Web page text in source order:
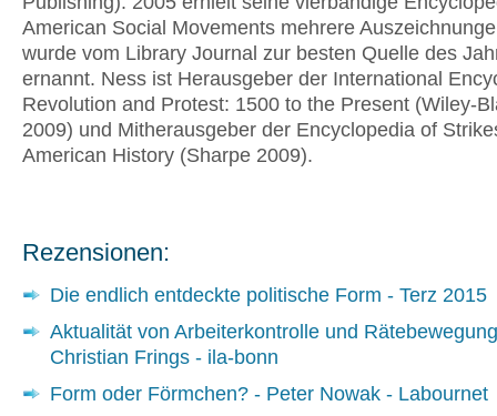
American Social Movements mehrere
wurde vom Library Journal zur besten Quelle des
ernannt. Ness ist Herausgeber der International
Revolution and Protest: 1500 to the Present (Wiley-
2009) und Mitherausgeber der Encyclopedia of
American History (Sharpe 2009).
Rezensionen:
Die endlich entdeckte politische Form - Terz 2015
Aktualität von Arbeiterkontrolle und
Christian Frings - ila-bonn
Form oder Förmchen? - Peter Nowak - Labournet